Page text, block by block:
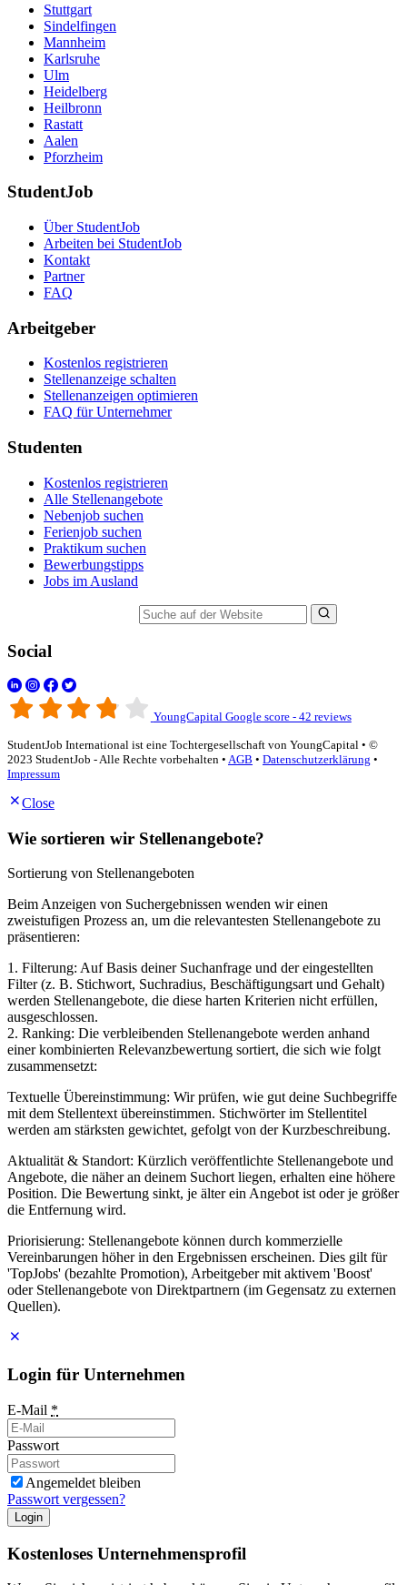
Stuttgart
Sindelfingen
Mannheim
Karlsruhe
Ulm
Heidelberg
Heilbronn
Rastatt
Aalen
Pforzheim
StudentJob
Über StudentJob
Arbeiten bei StudentJob
Kontakt
Partner
FAQ
Arbeitgeber
Kostenlos registrieren
Stellenanzeige schalten
Stellenanzeigen optimieren
FAQ für Unternehmer
Studenten
Kostenlos registrieren
Alle Stellenangebote
Nebenjob suchen
Ferienjob suchen
Praktikum suchen
Bewerbungstipps
Jobs im Ausland
Social
YoungCapital Google score - 42 reviews
StudentJob International ist eine Tochtergesellschaft von YoungCapital • ©
2023 StudentJob - Alle Rechte vorbehalten • AGB • Datenschutzerklärung •
Impressum
Close
Wie sortieren wir Stellenangebote?
Sortierung von Stellenangeboten
Beim Anzeigen von Suchergebnissen wenden wir einen
zweistufigen Prozess an, um die relevantesten Stellenangebote zu
präsentieren:
1. Filterung: Auf Basis deiner Suchanfrage und der eingestellten
Filter (z. B. Stichwort, Suchradius, Beschäftigungsart und Gehalt)
werden Stellenangebote, die diese harten Kriterien nicht erfüllen,
ausgeschlossen.
2. Ranking: Die verbleibenden Stellenangebote werden anhand
einer kombinierten Relevanzbewertung sortiert, die sich wie folgt
zusammensetzt:
Textuelle Übereinstimmung: Wir prüfen, wie gut deine Suchbegriffe
mit dem Stellentext übereinstimmen. Stichwörter im Stellentitel
werden am stärksten gewichtet, gefolgt von der Kurzbeschreibung.
Aktualität & Standort: Kürzlich veröffentlichte Stellenangebote und
Angebote, die näher an deinem Suchort liegen, erhalten eine höhere
Position. Die Bewertung sinkt, je älter ein Angebot ist oder je größer
die Entfernung wird.
Priorisierung: Stellenangebote können durch kommerzielle
Vereinbarungen höher in den Ergebnissen erscheinen. Dies gilt für
'TopJobs' (bezahlte Promotion), Arbeitgeber mit aktivem 'Boost'
oder Stellenangebote von Direktpartnern (im Gegensatz zu externen
Quellen).
Login für Unternehmen
E-Mail *
Passwort
Angemeldet bleiben
Passwort vergessen?
Login
Kostenloses Unternehmensprofil